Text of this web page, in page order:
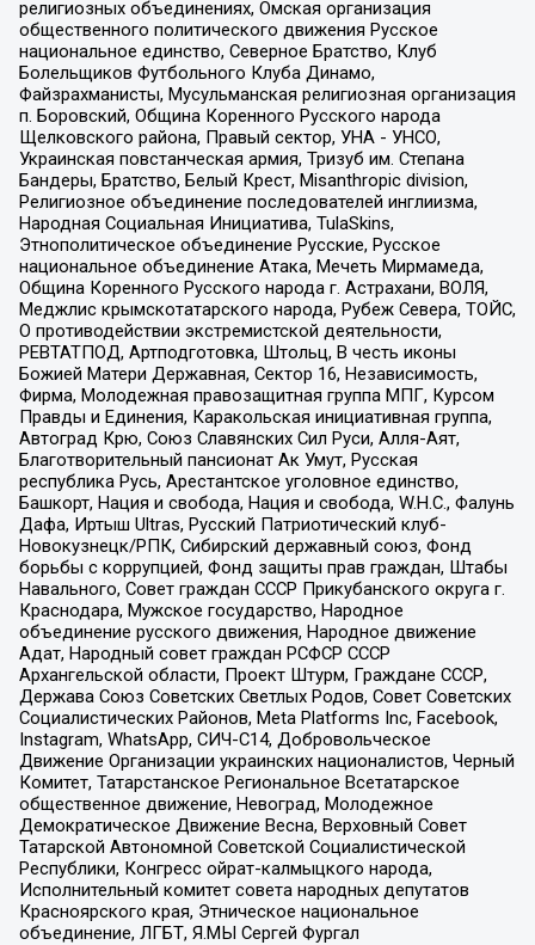
религиозных объединениях, Омская организация
общественного политического движения Русское
национальное единство, Северное Братство, Клуб
Болельщиков Футбольного Клуба Динамо,
Файзрахманисты, Мусульманская религиозная организация
п. Боровский, Община Коренного Русского народа
Щелковского района, Правый сектор, УНА - УНСО,
Украинская повстанческая армия, Тризуб им. Степана
Бандеры, Братство, Белый Крест, Misanthropic division,
Религиозное объединение последователей инглиизма,
Народная Социальная Инициатива, TulaSkins,
Этнополитическое объединение Русские, Русское
национальное объединение Атака, Мечеть Мирмамеда,
Община Коренного Русского народа г. Астрахани, ВОЛЯ,
Меджлис крымскотатарского народа, Рубеж Севера, ТОЙС,
О противодействии экстремистской деятельности,
РЕВТАТПОД, Артподготовка, Штольц, В честь иконы
Божией Матери Державная, Сектор 16, Независимость,
Фирма, Молодежная правозащитная группа МПГ, Курсом
Правды и Единения, Каракольская инициативная группа,
Автоград Крю, Союз Славянских Сил Руси, Алля-Аят,
Благотворительный пансионат Ак Умут, Русская
республика Русь, Арестантское уголовное единство,
Башкорт, Нация и свобода, Нация и свобода, W.H.С., Фалунь
Дафа, Иртыш Ultras, Русский Патриотический клуб-
Новокузнецк/РПК, Сибирский державный союз, Фонд
борьбы с коррупцией, Фонд защиты прав граждан, Штабы
Навального, Совет граждан СССР Прикубанского округа г.
Краснодара, Мужское государство, Народное
объединение русского движения, Народное движение
Адат, Народный совет граждан РСФСР СССР
Архангельской области, Проект Штурм, Граждане СССР,
Держава Союз Советских Светлых Родов, Совет Советских
Социалистических Районов, Meta Platforms Inc, Facebook,
Instagram, WhatsApp, СИЧ-С14, Добровольческое
Движение Организации украинских националистов, Черный
Комитет, Татарстанское Региональное Всетатарское
общественное движение, Невоград, Молодежное
Демократическое Движение Весна, Верховный Совет
Татарской Автономной Советской Социалистической
Республики, Конгресс ойрат-калмыцкого народа,
Исполнительный комитет совета народных депутатов
Красноярского края, Этническое национальное
объединение, ЛГБТ, Я.МЫ Сергей Фургал